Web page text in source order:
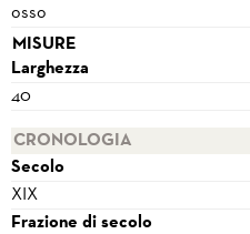
osso
MISURE
Larghezza
40
CRONOLOGIA
Secolo
XIX
Frazione di secolo